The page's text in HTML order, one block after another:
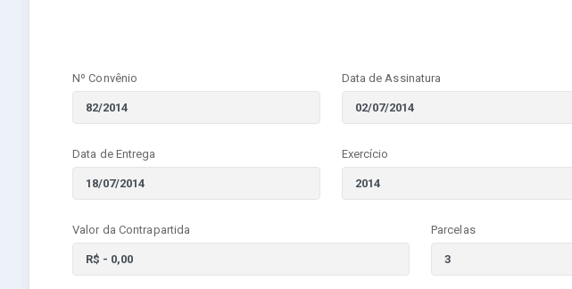
Nº Convênio Data de Assinatura
Data de Entrega Exercício
Valor da Contrapartida Parcelas